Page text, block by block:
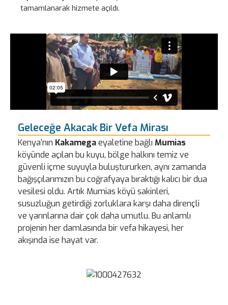
tamamlanarak hizmete açıldı.
Geleceğe Akacak Bir Vefa Mirası
Kenya’nın Kakamegaeyaletine bağlı Mumias
köyünde açılan bu kuyu, bölge halkını temiz ve
güvenli içme suyuyla buluştururken, aynı zamanda
bağışçılarımızın bu coğrafyaya bıraktığı kalıcı bir dua
vesilesi oldu. Artık Mumias köyü sakinleri,
susuzluğun getirdiği zorluklara karşı daha dirençli
ve yarınlarına dair çok daha umutlu. Bu anlamlı
projenin her damlasında bir vefa hikayesi, her
akışında ise hayat var.